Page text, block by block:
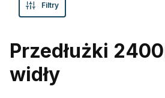
Przedłużki
widły
Filtry